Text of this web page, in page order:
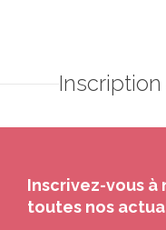
Inscrivez-vous
toutes nos